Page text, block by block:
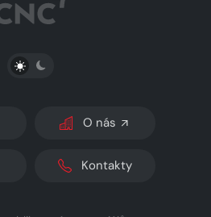
PŘEPNOUT SVĚTLÝ/TMAVÝ REŽIM
O nás
Kontakty